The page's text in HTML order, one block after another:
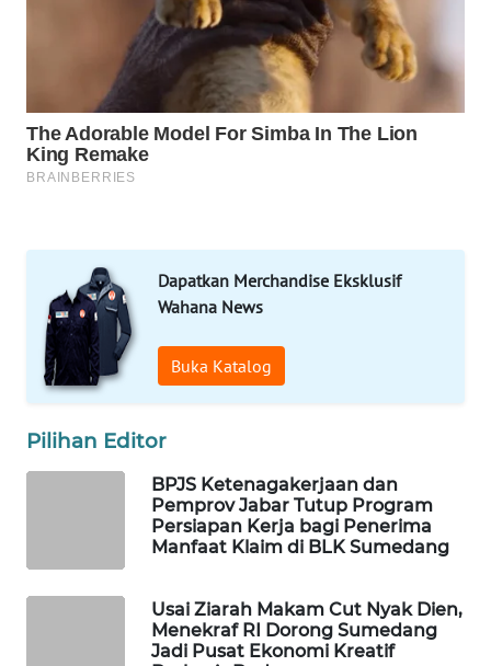
Dapatkan Merchandise Eksklusif
Wahana News
Buka Katalog
Pilihan Editor
BPJS Ketenagakerjaan dan
Pemprov Jabar Tutup Program
Persiapan Kerja bagi Penerima
Manfaat Klaim di BLK Sumedang
Usai Ziarah Makam Cut Nyak Dien,
Menekraf RI Dorong Sumedang
Jadi Pusat Ekonomi Kreatif
MAWAKA
ID
WATCH
MKLI
LKKI